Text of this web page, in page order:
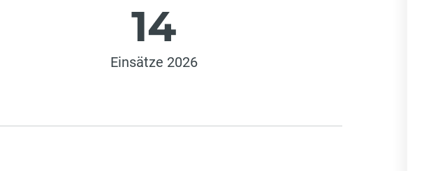
14
Einsätze 2026